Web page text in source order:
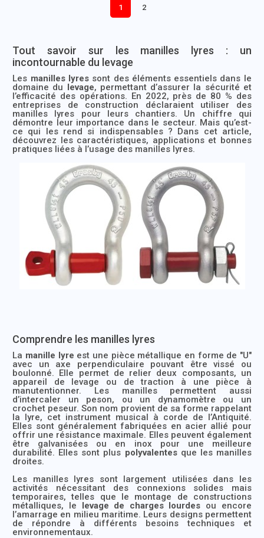
1 2
Tout savoir sur les manilles lyres : un
incontournable du levage
Les manilles lyressont des éléments essentiels dans le
domaine du levage, permettant d’assurer la sécurité et
l’efficacité des opérations. En 2022, près de 80 % des
entreprises de construction déclaraient utiliser des
manilles lyres pour leurs chantiers. Un chiffre qui
démontre leur importance dans le secteur. Mais qu’est-
ce qui les rend si indispensables ? Dans cet article,
découvrez les caractéristiques, applications et bonnes
pratiques liées à l’usage des manilles lyres.
Comprendre les manilles lyres
La manille lyre est une pièce métallique en forme de "U"
avec un axe perpendiculaire pouvant être vissé ou
boulonné. Elle permet de relier deux composants, un
appareil de levage ou de traction à une pièce à
manutentionner. Les manilles permettent aussi
d’intercaler un peson, ou un dynamomètre ou un
crochet peseur. Son nom provient de sa forme rappelant
la lyre, cet instrument musical à corde de l’Antiquité.
Elles sont généralement fabriquées en acier allié pour
offrir une résistance maximale. Elles peuvent également
être galvanisées ou en inox pour une meilleure
durabilité. Elles sont plus polyvalentesque les manilles
droites.
Les manilles lyres sont largement utilisées dans les
activités nécessitant des connexions solides mais
temporaires, telles que le montage de constructions
métalliques, le levage de charges lourdes ou encore
l’amarrage en milieu maritime. Leurs designs permettent
de répondre à différents besoins techniques et
environnementaux.